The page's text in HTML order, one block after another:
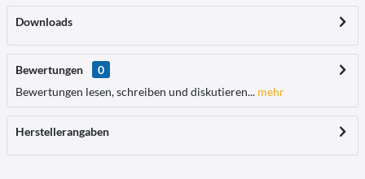
Downloads
Bewertungen
0
Bewertungen lesen, schreiben und diskutieren... mehr
Herstellerangaben